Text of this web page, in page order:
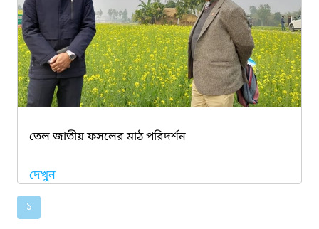
তেল জাতীয় ফসলের মাঠ পরিদর্শন
দেখুন
১